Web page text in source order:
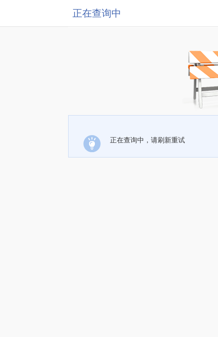
正在查询中
正在查询中，请刷新重试